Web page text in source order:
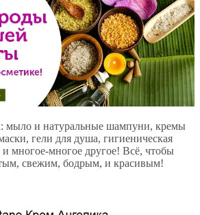
мыло и натуральные шампуни, кремы
гели для душа, гигиеническая
многое-многое другое! Всё, чтобы
свежим, бодрым, и красивым!